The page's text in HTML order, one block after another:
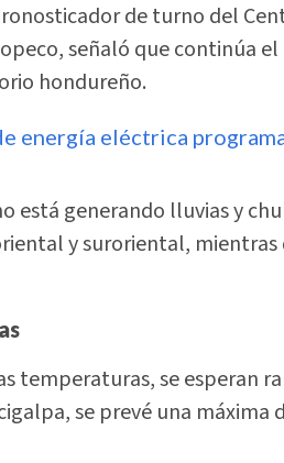
de turno del
señaló que continúa
hondureño.
energía eléctrica
está generando lluvias y
y suroriental,
temperaturas, se esperan
se prevé una máxima